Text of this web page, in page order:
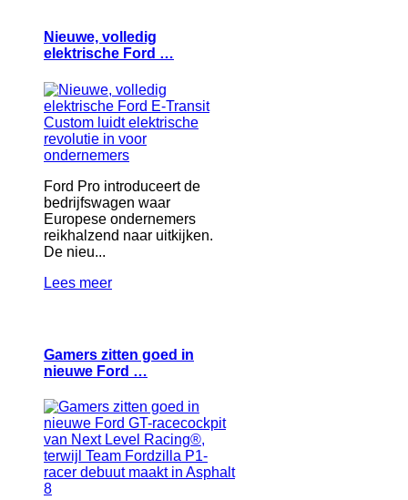
Nieuwe, volledig
elektrische Ford …
Ford Pro introduceert de
bedrijfswagen waar
Europese ondernemers
reikhalzend naar uitkijken.
De nieu...
Lees meer
Gamers zitten goed in
nieuwe Ford …